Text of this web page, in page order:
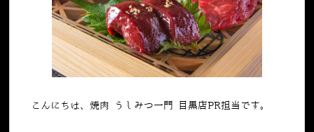
こんにちは、焼肉 うしみつ一門 目黒店PR担当です。